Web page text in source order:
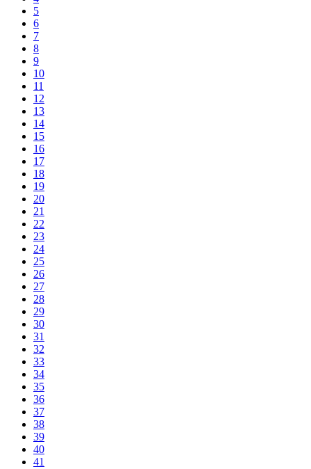
5
6
7
8
9
10
11
12
13
14
15
16
17
18
19
20
21
22
23
24
25
26
27
28
29
30
31
32
33
34
35
36
37
38
39
40
41